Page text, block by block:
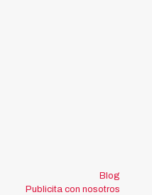
Blog
Publicita con nosotros